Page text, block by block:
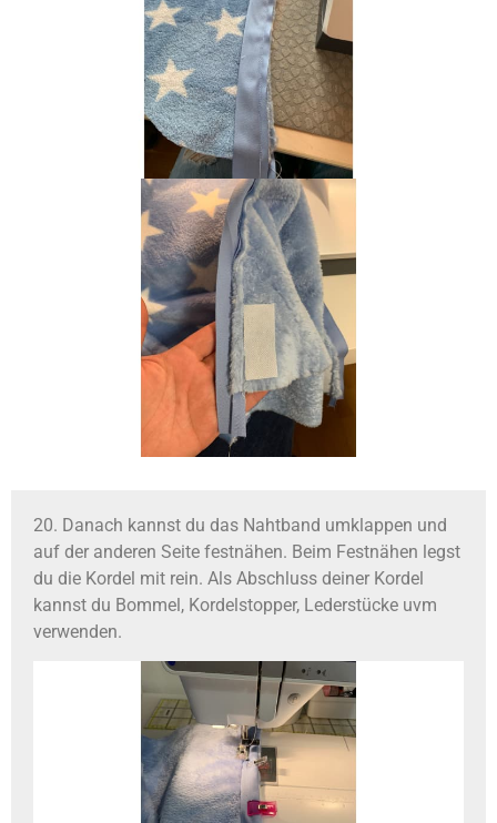
20. Danach kannst du das Nahtband umklappen und
auf der anderen Seite festnähen. Beim Festnähen legst
du die Kordel mit rein. Als Abschluss deiner Kordel
kannst du Bommel, Kordelstopper, Lederstücke uvm
verwenden.